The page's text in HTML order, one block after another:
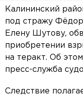
Калининский
под стражу
Елену Шутову,
приобретении
на теракт. Об
пресс-служба
Следствие